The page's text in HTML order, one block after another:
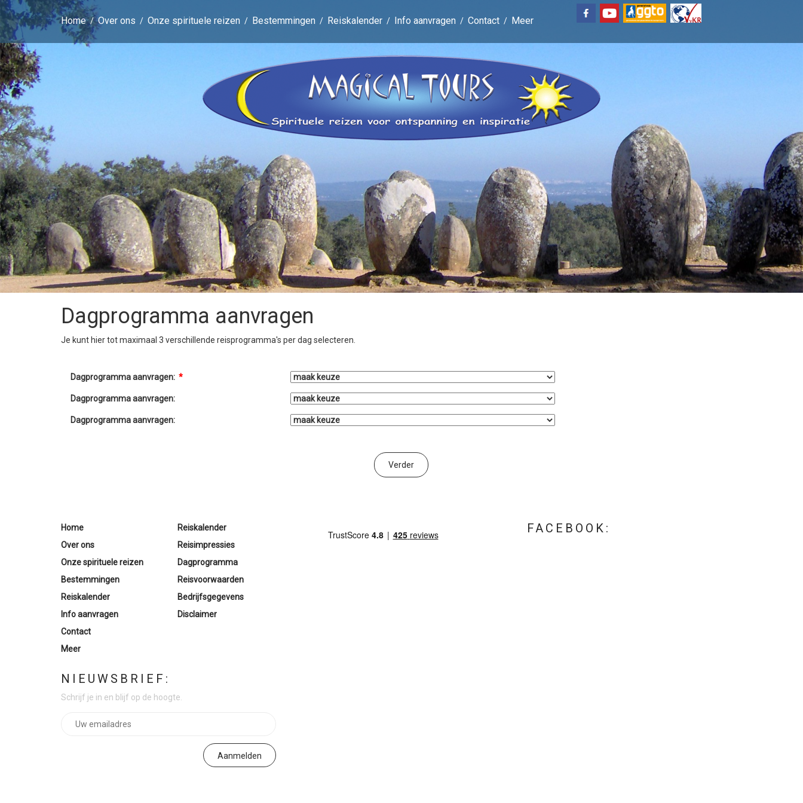
Home Over ons Onze spirituele reizen Bestemmingen Reiskalender Info aanvragen Contact Meer
Dagprogramma aanvragen
Je kunt hier tot maximaal 3 verschillende reisprogramma's per dag selecteren.
Dagprogramma aanvragen: *
Dagprogramma aanvragen:
Dagprogramma aanvragen:
Home
Over ons
Onze spirituele reizen
Bestemmingen
Reiskalender
Info aanvragen
Contact
Meer
Reiskalender
Reisimpressies
Dagprogramma
Reisvoorwaarden
Bedrijfsgegevens
Disclaimer
NIEUWSBRIEF:
Schrijf je in en blijf op de hoogte.
FACEBOOK: